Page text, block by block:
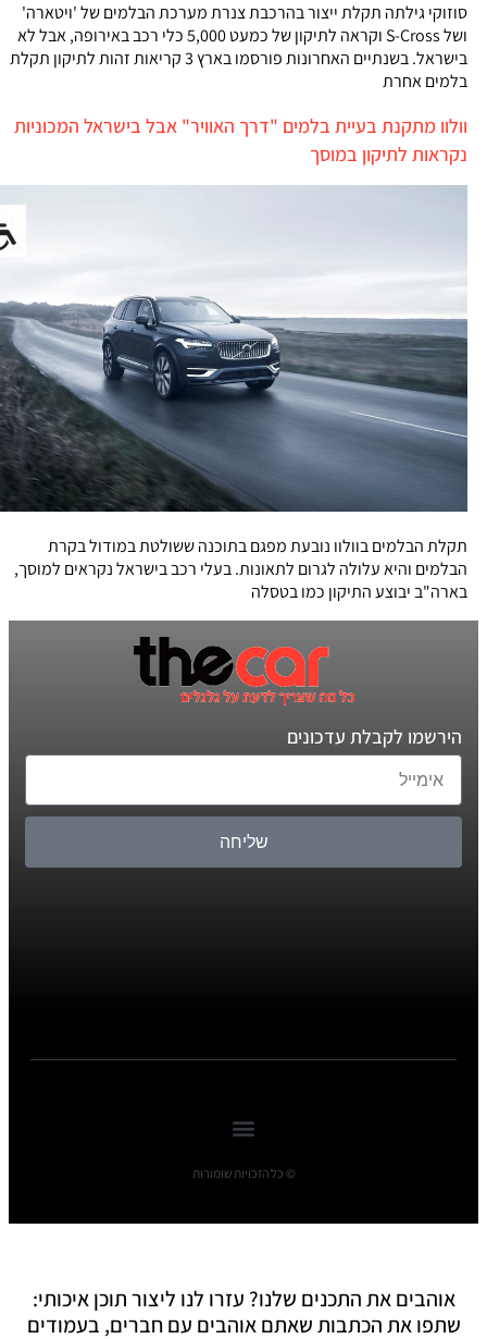
סוזוקי גילתה תקלת ייצור בהרכבת צנרת מערכת הבלמים של 'ויטארה'
ושל S-Cross וקראה לתיקון של כמעט 5,000 כלי רכב באירופה, אבל לא
בישראל. בשנתיים האחרונות פורסמו בארץ 3 קריאות זהות לתיקון תקלת
בלמים אחרת
וולוו מתקנת בעיית בלמים "דרך האוויר" אבל בישראל המכוניות
נקראות לתיקון במוסך
תקלת הבלמים בוולוו נובעת מפגם בתוכנה ששולטת במודול בקרת
הבלמים והיא עלולה לגרום לתאונות. בעלי רכב בישראל נקראים למוסך,
בארה"ב יבוצע התיקון כמו בטסלה
הירשמו לקבלת עדכונים
שליחה
© כל הזכויות שומורות
אוהבים את התכנים שלנו? עזרו לנו ליצור תוכן איכותי:
שתפו את הכתבות שאתם אוהבים עם חברים, בעמודים